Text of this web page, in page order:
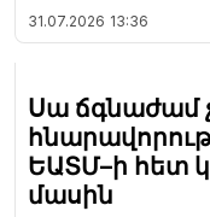
31.07.2026 13:36
Սա ճգնաժամ
ԵԱՏՄ–ի հետ
մասին